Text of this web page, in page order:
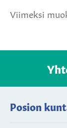
Viimeksi
Posion